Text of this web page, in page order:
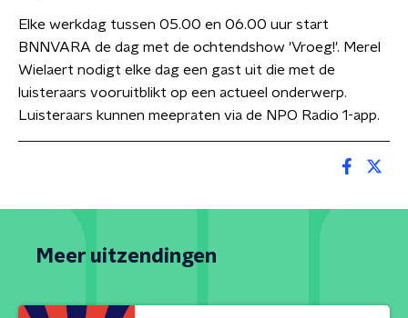
Elke werkdag tussen 05.00 en 06.00 uur start
BNNVARA de dag met de ochtendshow 'Vroeg!'. Merel
Wielaert nodigt elke dag een gast uit die met de
luisteraars vooruitblikt op een actueel onderwerp.
Luisteraars kunnen meepraten via de NPO Radio 1-app.
Meer uitzendingen